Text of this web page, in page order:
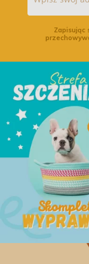
Zapisując